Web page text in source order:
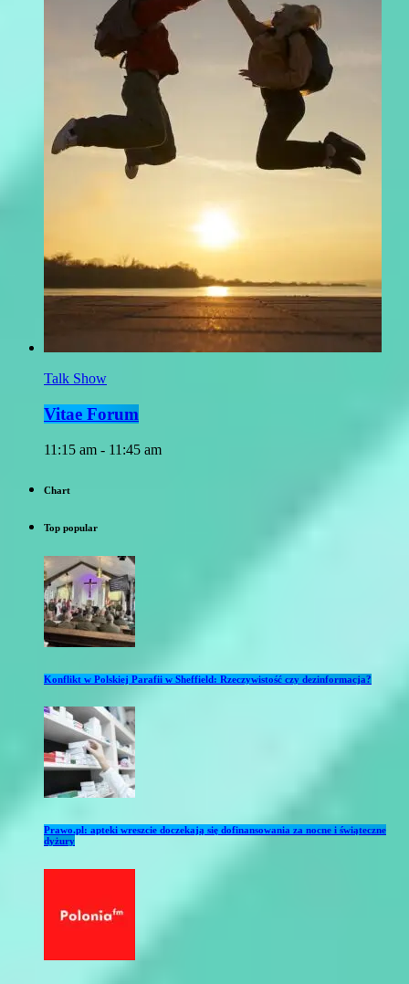
Talk Show
Vitae Forum
11:15 am - 11:45 am
Chart
Top popular
Konflikt w Polskiej Parafii w Sheffield: Rzeczywistość czy dezinformacja?
Prawo.pl: apteki wreszcie doczekają się dofinansowania za nocne i świąteczne
dyżury